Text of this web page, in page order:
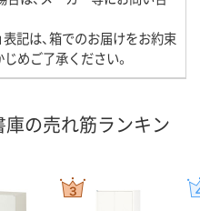
表記は、箱でのお届けをお約束
めご了承ください。
の売れ筋ランキン